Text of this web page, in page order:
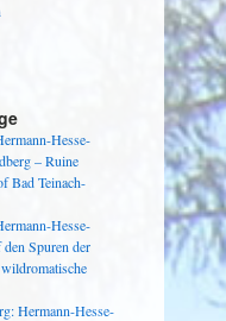
Hesse-
– Ruine
Bad Teinach-
Hesse-
Spuren der
Hermann-Hesse-